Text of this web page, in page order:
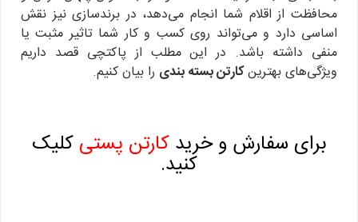
محافظت از اقلام شما انجام می‌دهد، در برندسازی نیز نقش
اساسی دارد و می‌تواند روی کسب و کار شما تاثیر مثبت یا
منفی داشته باشد. در این مطلب از پاکتچی قصد داریم
ویژگی‌های بهترینکارتن بسته بندی را بیان کنیم.
برای سفارش و خرید کارتن پستی کلیک
کنید.